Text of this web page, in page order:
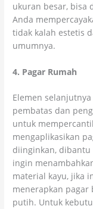
ukuran besar, bisa
Anda
tidak kalah estetis
umumnya.
4. Pagar Rumah
Elemen
pembatas dan
untuk
mengaplikasikan
diinginkan, dibantu
ingin
material kayu, jika
menerapkan
putih. Untuk